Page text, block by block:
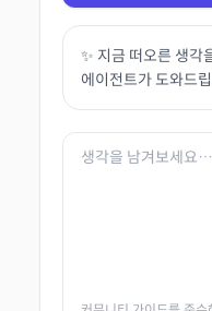
✨ 지금 떠오른 생각
에이전트가 도와드